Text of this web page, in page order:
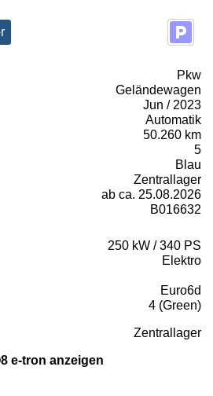
Pkw
Geländewagen
Jun / 2023
Automatik
50.260 km
5
Blau
Zentrallager
ab ca. 25.08.2026
B016632
250 kW / 340 PS
Elektro
Euro6d
4 (Green)
Zentrallager
e-tron anzeigen